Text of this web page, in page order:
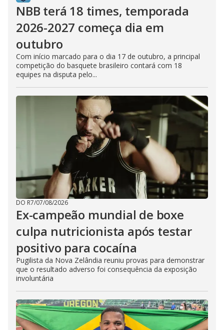
NBB terá 18 times, temporada
2026-2027 começa dia em
outubro
Com início marcado para o dia 17 de outubro, a principal
competição do basquete brasileiro contará com 18
equipes na disputa pelo...
DO R7/07/08/2026
Ex-campeão mundial de boxe
culpa nutricionista após testar
positivo para cocaína
Pugilista da Nova Zelândia reuniu provas para demonstrar
que o resultado adverso foi consequência da exposição
involuntária